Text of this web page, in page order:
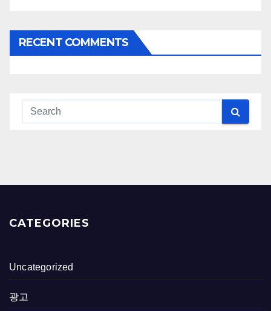
RECENT COMMENTS
CATEGORIES
Uncategorized
광고